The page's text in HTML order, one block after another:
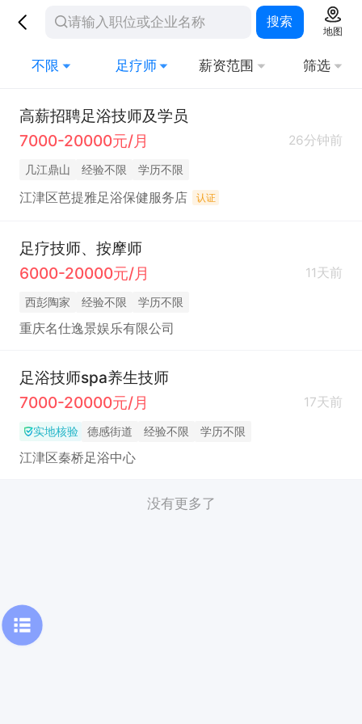
搜索
地图
不限 足疗师 薪资范围 筛选
高薪招聘足浴技师及学员
7000-20000元/月
26分钟前
几江鼎山 经验不限 学历不限
江津区芭提雅足浴保健服务店 认证
足疗技师、按摩师
6000-20000元/月
11天前
西彭陶家 经验不限 学历不限
重庆名仕逸景娱乐有限公司
足浴技师spa养生技师
7000-20000元/月
17天前
实地核验 德感街道 经验不限 学历不限
江津区秦桥足浴中心
没有更多了